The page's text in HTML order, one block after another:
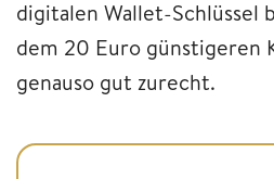
digitalen Wallet-Schlüssel
dem 20 Euro günstigeren
genauso gut zurecht.